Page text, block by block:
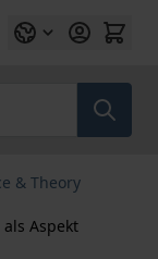
& Theory
Aspekt